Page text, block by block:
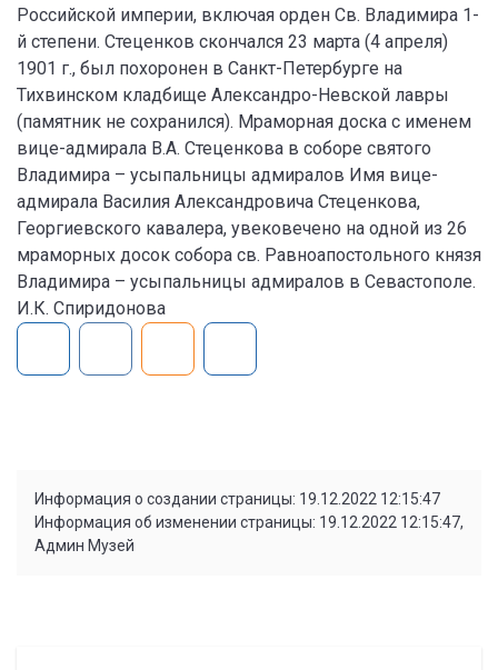
Российской империи, включая орден Св. Владимира 1-
й степени. Стеценков скончался 23 марта (4 апреля)
1901 г., был похоронен в Санкт-Петербурге на
Тихвинском кладбище Александро-Невской лавры
(памятник не сохранился). Мраморная доска с именем
вице-адмирала В.А. Стеценкова в соборе святого
Владимира – усыпальницы адмиралов Имя вице-
адмирала Василия Александровича Стеценкова,
Георгиевского кавалера, увековечено на одной из 26
мраморных досок собора св. Равноапостольного князя
Владимира – усыпальницы адмиралов в Севастополе.
И.К. Спиридонова
Информация о создании страницы: 19.12.2022 12:15:47
Информация об изменении страницы: 19.12.2022 12:15:47,
Админ Музей